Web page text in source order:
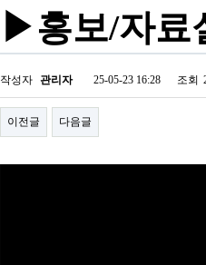
▶홍보/자료
작성자 관리자 25-05-23 16:28 조회
이전글 다음글